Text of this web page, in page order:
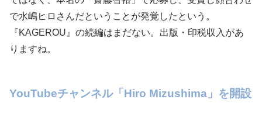
で水嶋ヒロさんだということが発覚したという。
『KAGEROU』の続編はまだない。出版・印税収入があ
りますね。
YouTubeチャンネル「Hiro Mizushima」を開設